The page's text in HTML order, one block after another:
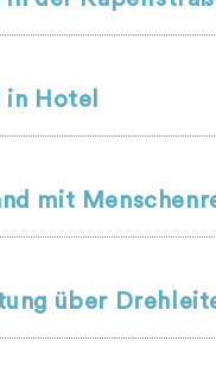
Hotel
mit
über